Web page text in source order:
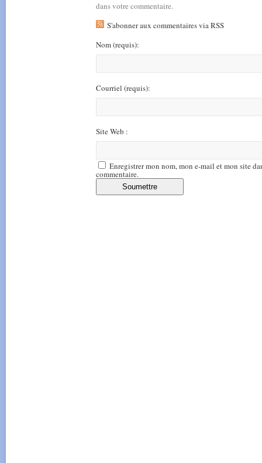
dans votre commentaire.
S'abonner aux commentaires via RSS
Nom(requis):
Courriel (requis):
Site Web :
Enregistrer mon nom, mon e-mail et mon site
commentaire.